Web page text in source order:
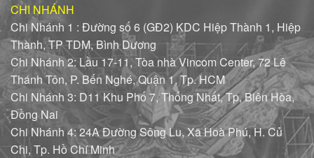
CHI NHÁNH
Chi Nhánh 1 : Đường số 6 (GĐ2) KDC Hiệp Thành 1, Hiệp
Thành, TP TDM, Bình Dương
Chi Nhánh 2: Lầu 17-11, Tòa nhà Vincom Center, 72 Lê
Thánh Tôn, P. Bến Nghé, Quận 1, Tp. HCM
Chi Nhánh 3: D11 Khu Phố 7, Thống Nhất, Tp, Biên Hòa,
Đồng Nai
Chi Nhánh 4: 24A Đường Sông Lu, Xã Hoà Phú, H. Củ
Chi, Tp. Hồ Chí Minh